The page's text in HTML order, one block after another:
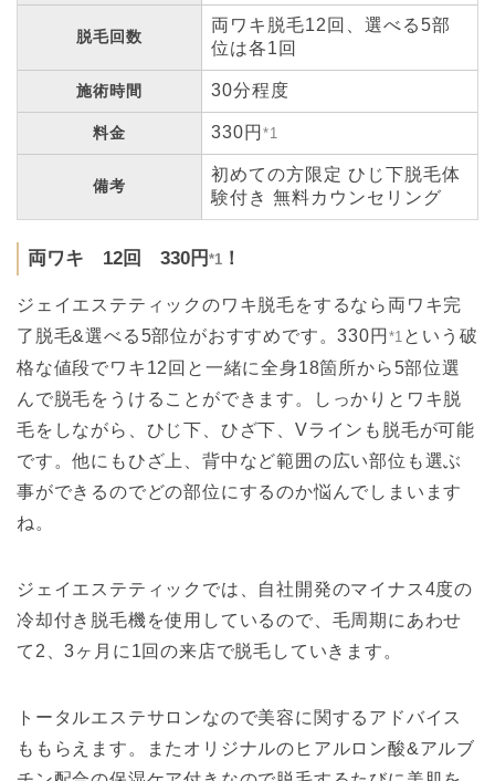
脱毛回数
両ワキ脱毛12回、選べる5部
位は各1回
施術時間 30分程度
料金 330円 *1
備考
初めての方限定 ひじ下脱毛体
験付き 無料カウンセリング
両ワキ 12回 330円 *1 ！
ジェイエステティックのワキ脱毛をするなら両ワキ完
了脱毛&選べる5部位がおすすめです。330円 *1 という破
格な値段でワキ12回と一緒に全身18箇所から5部位選
んで脱毛をうけることができます。しっかりとワキ脱
毛をしながら、ひじ下、ひざ下、Vラインも脱毛が可能
です。他にもひざ上、背中など範囲の広い部位も選ぶ
事ができるのでどの部位にするのか悩んでしまいます
ね。
ジェイエステティックでは、自社開発のマイナス4度の
冷却付き脱毛機を使用しているので、毛周期にあわせ
て2、3ヶ月に1回の来店で脱毛していきます。
トータルエステサロンなので美容に関するアドバイス
ももらえます。またオリジナルのヒアルロン酸&アルブ